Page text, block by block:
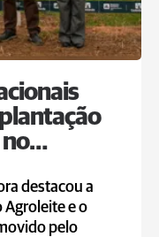
destacou a
Agroleite e o
pelo